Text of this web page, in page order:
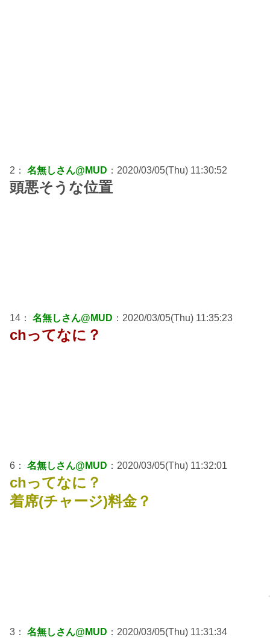
2： 名無しさん@MUD ：2020/03/05(Thu) 11:30:52
頭悪そうな位置
14： 名無しさん@MUD ：2020/03/05(Thu) 11:35:23
chってなに？
6： 名無しさん@MUD ：2020/03/05(Thu) 11:32:01
chってなに？
着席(チャージ)料金？
3： 名無しさん@MUD ：2020/03/05(Thu) 11:31:34